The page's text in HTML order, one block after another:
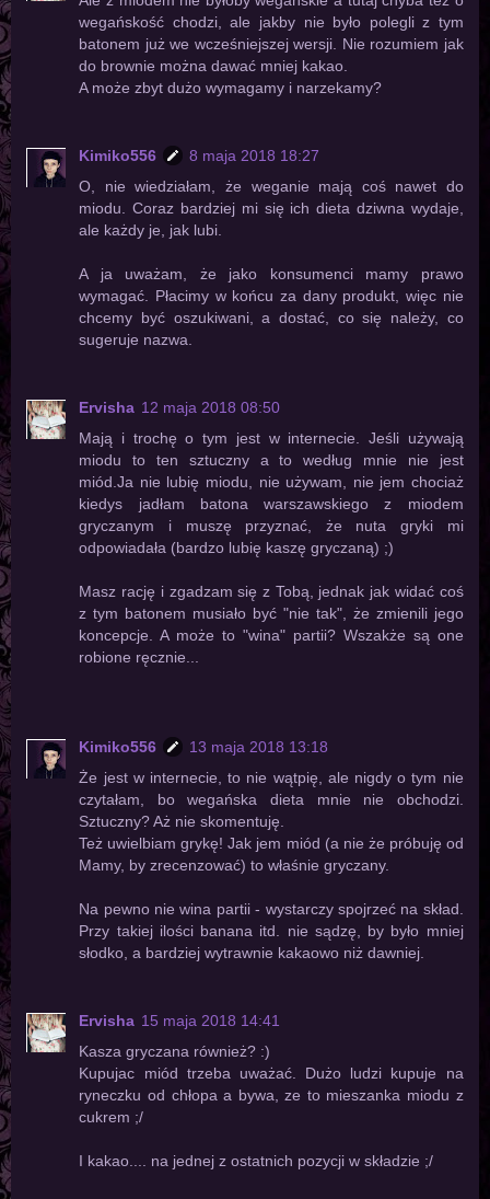
wegańskość chodzi, ale jakby nie było polegli z tym
batonem już we wcześniejszej wersji. Nie rozumiem jak
do brownie można dawać mniej kakao.
A może zbyt dużo wymagamy i narzekamy?
Kimiko556
8 maja 2018 18:27
O, nie wiedziałam, że weganie mają coś nawet do
miodu. Coraz bardziej mi się ich dieta dziwna wydaje,
ale każdy je, jak lubi.
A ja uważam, że jako konsumenci mamy prawo
wymagać. Płacimy w końcu za dany produkt, więc nie
chcemy być oszukiwani, a dostać, co się należy, co
sugeruje nazwa.
Ervisha 12 maja 2018 08:50
Mają i trochę o tym jest w internecie. Jeśli używają
miodu to ten sztuczny a to według mnie nie jest
miód.Ja nie lubię miodu, nie używam, nie jem chociaż
kiedys jadłam batona warszawskiego z miodem
gryczanym i muszę przyznać, że nuta gryki mi
odpowiadała (bardzo lubię kaszę gryczaną) ;)
Masz rację i zgadzam się z Tobą, jednak jak widać coś
z tym batonem musiało być "nie tak", że zmienili jego
koncepcje. A może to "wina" partii? Wszakże są one
robione ręcznie...
Kimiko556
13 maja 2018 13:18
Że jest w internecie, to nie wątpię, ale nigdy o tym nie
czytałam, bo wegańska dieta mnie nie obchodzi.
Sztuczny? Aż nie skomentuję.
Też uwielbiam grykę! Jak jem miód (a nie że próbuję od
Mamy, by zrecenzować) to właśnie gryczany.
Na pewno nie wina partii - wystarczy spojrzeć na skład.
Przy takiej ilości banana itd. nie sądzę, by było mniej
słodko, a bardziej wytrawnie kakaowo niż dawniej.
Ervisha 15 maja 2018 14:41
Kasza gryczana również? :)
Kupujac miód trzeba uważać. Dużo ludzi kupuje na
ryneczku od chłopa a bywa, ze to mieszanka miodu z
cukrem ;/
I kakao.... na jednej z ostatnich pozycji w składzie ;/